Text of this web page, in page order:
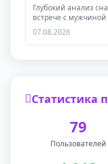
Глубокий анализ
встрече с
07.08.2026
Статистика
79
Пользователей